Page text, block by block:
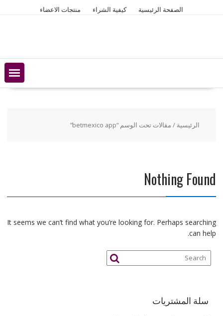
الصفحة الرئيسية كيفية الشراء منتجات الاعضاء
الرئيسية / مقالات تحت الوسم “betmexico app”
Nothing Found
It seems we can’t find what you’re looking for. Perhaps searching
can help.
سلة المشتريات